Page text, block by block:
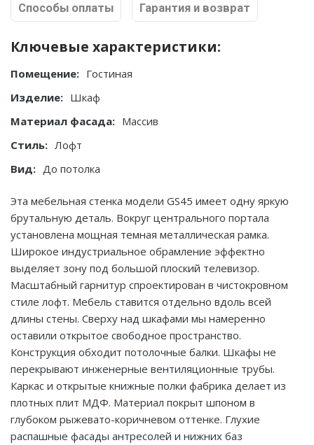
Способы оплаты Гарантия и возврат
Ключевые характеристики:
Помещение: Гостиная
Изделие: Шкаф
Материал фасада: Массив
Стиль: Лофт
Вид: До потолка
Эта мебельная стенка модели GS45 имеет одну яркую
брутальную деталь. Вокруг центрального портала
установлена мощная темная металлическая рамка.
Широкое индустриальное обрамление эффектно
выделяет зону под большой плоский телевизор.
Масштабный гарнитур спроектирован в чистокровном
стиле лофт. Мебель ставится отдельно вдоль всей
длины стены. Сверху над шкафами мы намеренно
оставили открытое свободное пространство.
Конструкция обходит потолочные балки. Шкафы не
перекрывают инженерные вентиляционные трубы.
Каркас и открытые книжные полки фабрика делает из
плотных плит МДФ. Материал покрыт шпоном в
глубоком рыжевато-коричневом оттенке. Глухие
распашные фасады антресолей и нижних баз